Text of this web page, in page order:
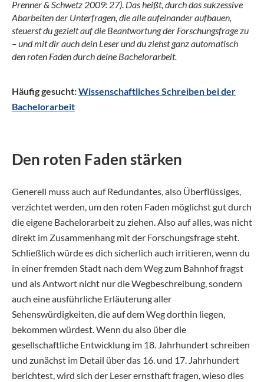
Prenner & Schwetz 2009: 27). Das heißt, durch das sukzessive
Abarbeiten der Unterfragen, die alle aufeinander aufbauen,
steuerst du gezielt auf die Beantwortung der Forschungsfrage zu
– und mit dir auch dein Leser und du ziehst ganz automatisch
den roten Faden durch deine Bachelorarbeit.
Häufig gesucht:Wissenschaftliches Schreiben bei der
Bachelorarbeit
Den roten Faden stärken
Generell muss auch auf Redundantes, also Überflüssiges,
verzichtet werden, um den roten Faden möglichst gut durch
die eigene Bachelorarbeit zu ziehen. Also auf alles, was nicht
direkt im Zusammenhang mit der Forschungsfrage steht.
Schließlich würde es dich sicherlich auch irritieren, wenn du
in einer fremden Stadt nach dem Weg zum Bahnhof fragst
und als Antwort nicht nur die Wegbeschreibung, sondern
auch eine ausführliche Erläuterung aller
Sehenswürdigkeiten, die auf dem Weg dorthin liegen,
bekommen würdest. Wenn du also über die
gesellschaftliche Entwicklung im 18. Jahrhundert schreiben
und zunächst im Detail über das 16. und 17. Jahrhundert
berichtest, wird sich der Leser ernsthaft fragen, wieso dies